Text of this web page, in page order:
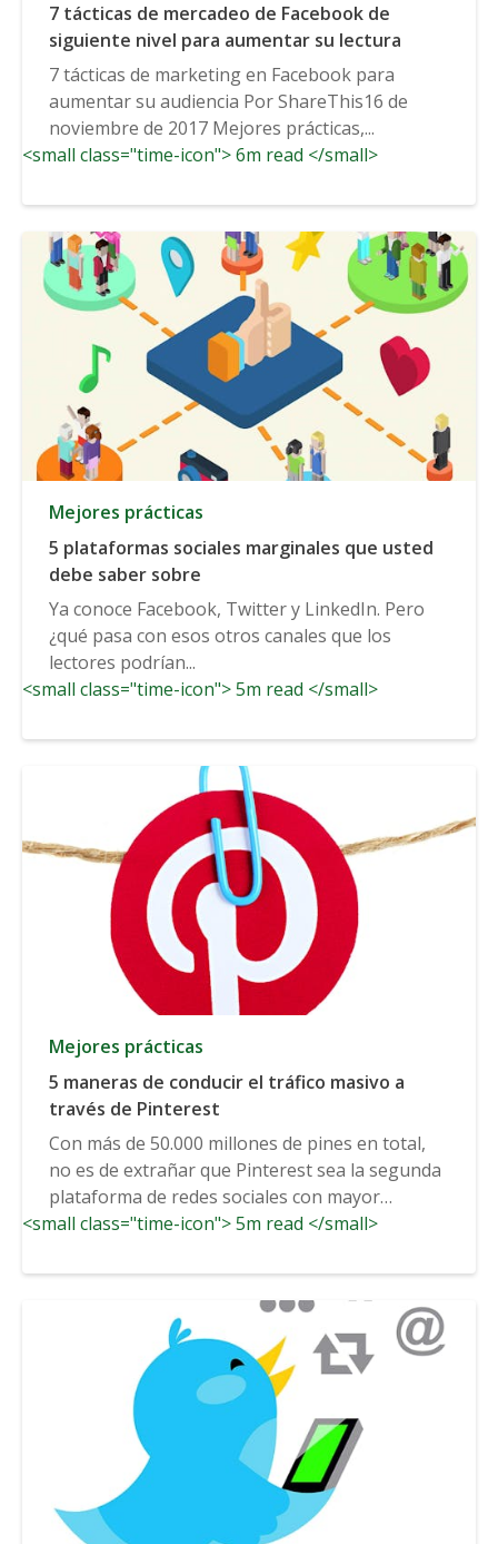
7 tácticas de mercadeo de Facebook de
siguiente nivel para aumentar su lectura
7 tácticas de marketing en Facebook para
aumentar su audiencia Por ShareThis16 de
noviembre de 2017 Mejores prácticas,...
<small class="time-icon"> 6m read </small>
Mejores prácticas
5 plataformas sociales marginales que usted
debe saber sobre
Ya conoce Facebook, Twitter y LinkedIn. Pero
¿qué pasa con esos otros canales que los
lectores podrían...
<small class="time-icon"> 5m read </small>
Mejores prácticas
5 maneras de conducir el tráfico masivo a
través de Pinterest
Con más de 50.000 millones de pines en total,
no es de extrañar que Pinterest sea la segunda
plataforma de redes sociales con mayor
rendimiento...
<small class="time-icon"> 5m read </small>